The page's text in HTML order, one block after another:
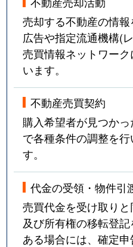
売却する不動産の情
広告や指定流通機構(
売買情報ネットワー
います。
不動産売買契約
購入希望者が見つか
で各種条件の調整を
す。
代金の受領・物件引
売買代金を受け取り
及び所有権の移転登
ある場合には、確定申